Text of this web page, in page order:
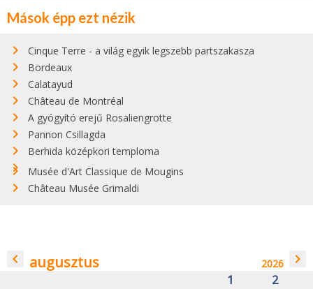
Mások épp ezt nézik
Cinque Terre - a világ egyik legszebb partszakasza
Bordeaux
Calatayud
Château de Montréal
A gyógyító erejű Rosaliengrotte
Pannon Csillagda
Berhida középkori temploma
Musée d'Art Classique de Mougins
Château Musée Grimaldi
navigate_before augusztus 2026 navigate_next
1
2